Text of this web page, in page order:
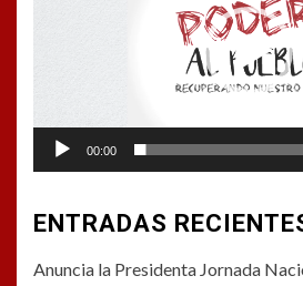
00:00
ENTRADAS
Anuncia la Presidenta Jornada